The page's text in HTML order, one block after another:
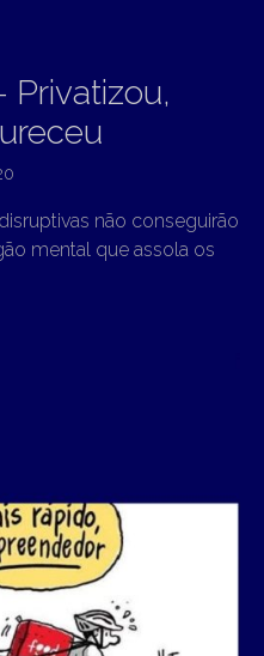
Privatizou,
não conseguirão
mental que assola os